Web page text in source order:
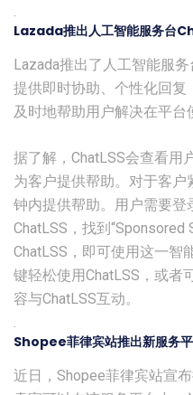
.
Lazada推出人工智能服务台
Lazada推出了人工智能服
提供即时协助、个性化回
及时地帮助用户解决在平台
据了解，ChatLSS会查看用
为客户提供帮助。对于客户
钟内提供帮助。用户需要登
ChatLSS，找到“Sponsored
ChatLSS，即可使用这一智
键轻松使用ChatLSS，或者
容与ChatLSS互动。
.
Shopee菲律宾站推出新服务
近日，Shopee菲律宾站宣